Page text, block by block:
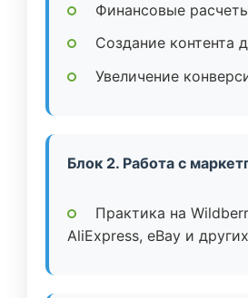
Финансовые
Создание контента
Увеличение
Блок 2. Работа с
Практика на
AliExpress, eBay и